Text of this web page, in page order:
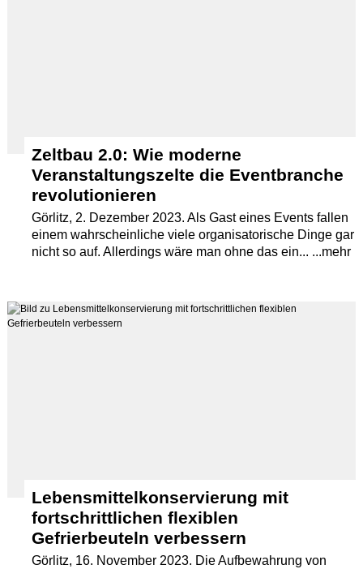
Zeltbau 2.0: Wie moderne
Veranstaltungszelte die Eventbranche
revolutionieren
Görlitz, 2. Dezember 2023. Als Gast eines Events fallen
einem wahrscheinliche viele organisatorische Dinge gar
nicht so auf. Allerdings wäre man ohne das ein... ...mehr
Lebensmittelkonservierung mit
fortschrittlichen flexiblen
Gefrierbeuteln verbessern
Görlitz, 16. November 2023. Die Aufbewahrung von